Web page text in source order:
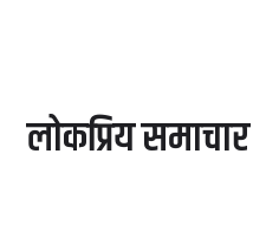
लोकप्रिय समाचार